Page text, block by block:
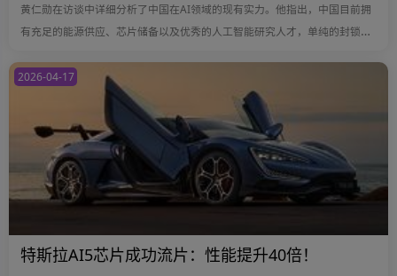
黄仁勋在访谈中详细分析了中国在AI领域的现有实力。他指出，中国目前拥
有充足的能源供应、芯片储备以及优秀的人工智能研究人才，单纯的封锁政
特斯拉AI5芯片成功流片：性能提升40倍！
2026-04-17